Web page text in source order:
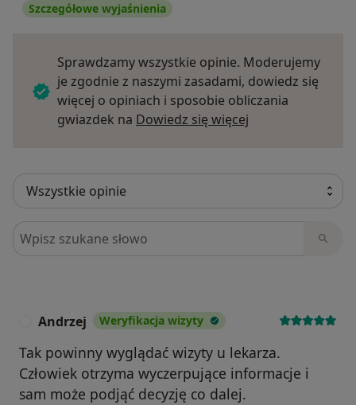
Szczegółowe wyjaśnienia
Sprawdzamy wszystkie opinie. Moderujemy
je zgodnie z naszymi zasadami, dowiedz się
więcej o opiniach i sposobie obliczania
gwiazdek na Dowiedz się więcej
Szukaj w opiniach
Andrzej Weryfikacja wizyty
Tak powinny wyglądać wizyty u lekarza.
Człowiek otrzyma wyczerpujące informacje i
sam może podjąć decyzję co dalej.